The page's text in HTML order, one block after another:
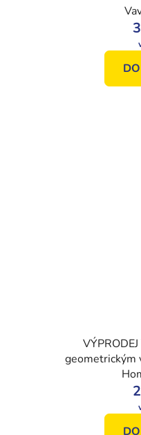
geometrickým